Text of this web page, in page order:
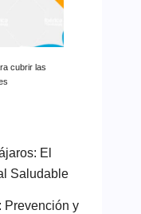
cubrir las
El
Saludable
Prevención y